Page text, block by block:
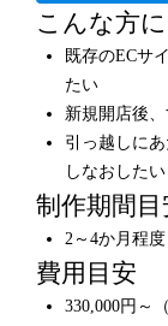
こんな方
既存のECサ
たい
新規開店後
引っ越しに
しなおしたい
制作期間目
2～4か月程度
費用目安
330,000円～